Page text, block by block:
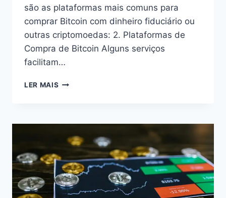
são as plataformas mais comuns para
comprar Bitcoin com dinheiro fiduciário ou
outras criptomoedas: 2. Plataformas de
Compra de Bitcoin Alguns serviços
facilitam…
LER MAIS PLATAFORMAS
COMPRAR
BITCOIN
COM
DINHEIRO